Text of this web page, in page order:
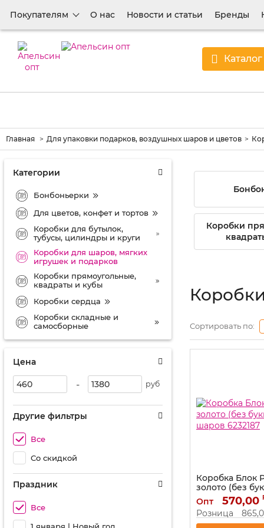
Покупателям О нас Новости и статьи Бренды
Главная Для упаковки подарков, воздушных шаров и цветов
Категории
Бонбоньерки
Для цветов, конфет и тортов
Коробки для бутылок,
тубусы, цилиндры и круги
Коробки для шаров, мягких
игрушек и подарков
Коробки прямоугольные,
квадраты и кубы
Коробки сердца
Коробки складные и
самосборные
Цена
- руб
Другие фильтры
Все
Со скидкой
Праздник
Все
Коробки
Сортировать по:
Коробка Блок
золото (без
шаров 6232187
Артикул: 6232187
Опт 570,00
Розница